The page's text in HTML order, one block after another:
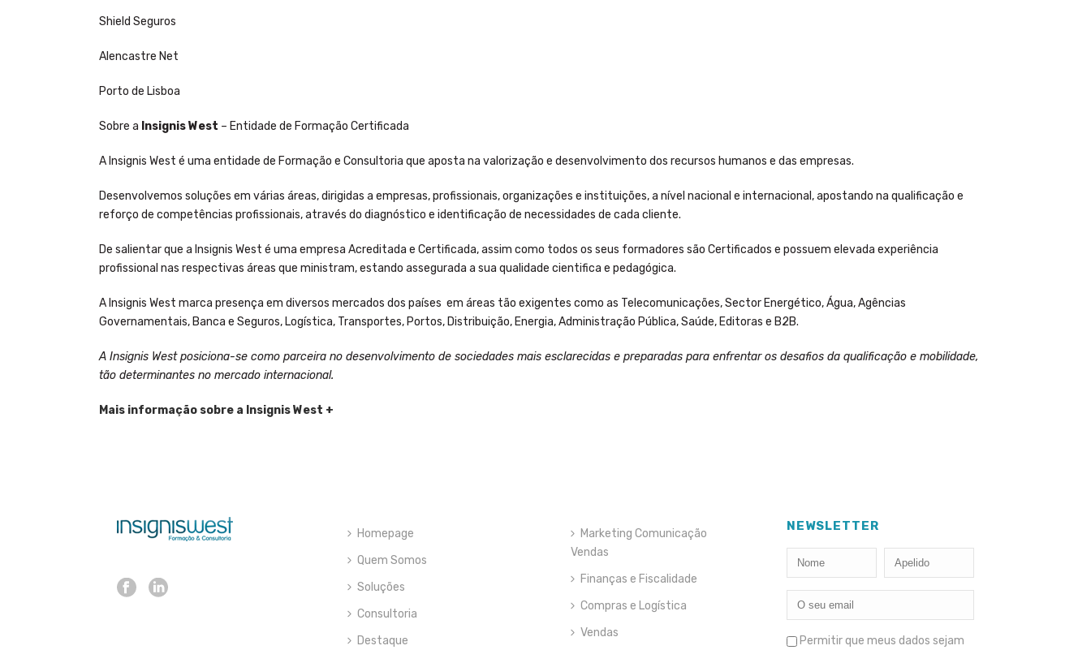
Shield Seguros
Alencastre Net
Porto de Lisboa
Sobre a Insignis West – Entidade de Formação Certificada
A Insignis West é uma entidade de Formação e Consultoria que aposta na valorização e desenvolvimento dos recursos humanos e das empresas.
Desenvolvemos soluções em várias áreas, dirigidas a empresas, profissionais, organizações e instituições, a nível nacional e internacional, apostando na qualificação e
reforço de competências profissionais, através do diagnóstico e identificação de necessidades de cada cliente.
De salientar que a Insignis West é uma empresa Acreditada e Certificada, assim como todos os seus formadores são Certificados e possuem elevada experiência
profissional nas respectivas áreas que ministram, estando assegurada a sua qualidade cientifica e pedagógica.
A Insignis West marca presença em diversos mercados dos países em áreas tão exigentes como as Telecomunicações, Sector Energético, Água, Agências
Governamentais, Banca e Seguros, Logística, Transportes, Portos, Distribuição, Energia, Administração Pública, Saúde, Editoras e B2B.
A Insignis West posiciona-se como parceira no desenvolvimento de sociedades mais esclarecidas e preparadas para enfrentar os desafios da qualificação e mobilidade,
tão determinantes no mercado internacional.
Mais informação sobre a Insignis West +
Homepage
Quem Somos
Soluções
Consultoria
Destaque
Marketing Comunicação
Vendas
Finanças e Fiscalidade
Compras e Logística
Vendas
NEWSLETTER
Permitir que meus dados sejam